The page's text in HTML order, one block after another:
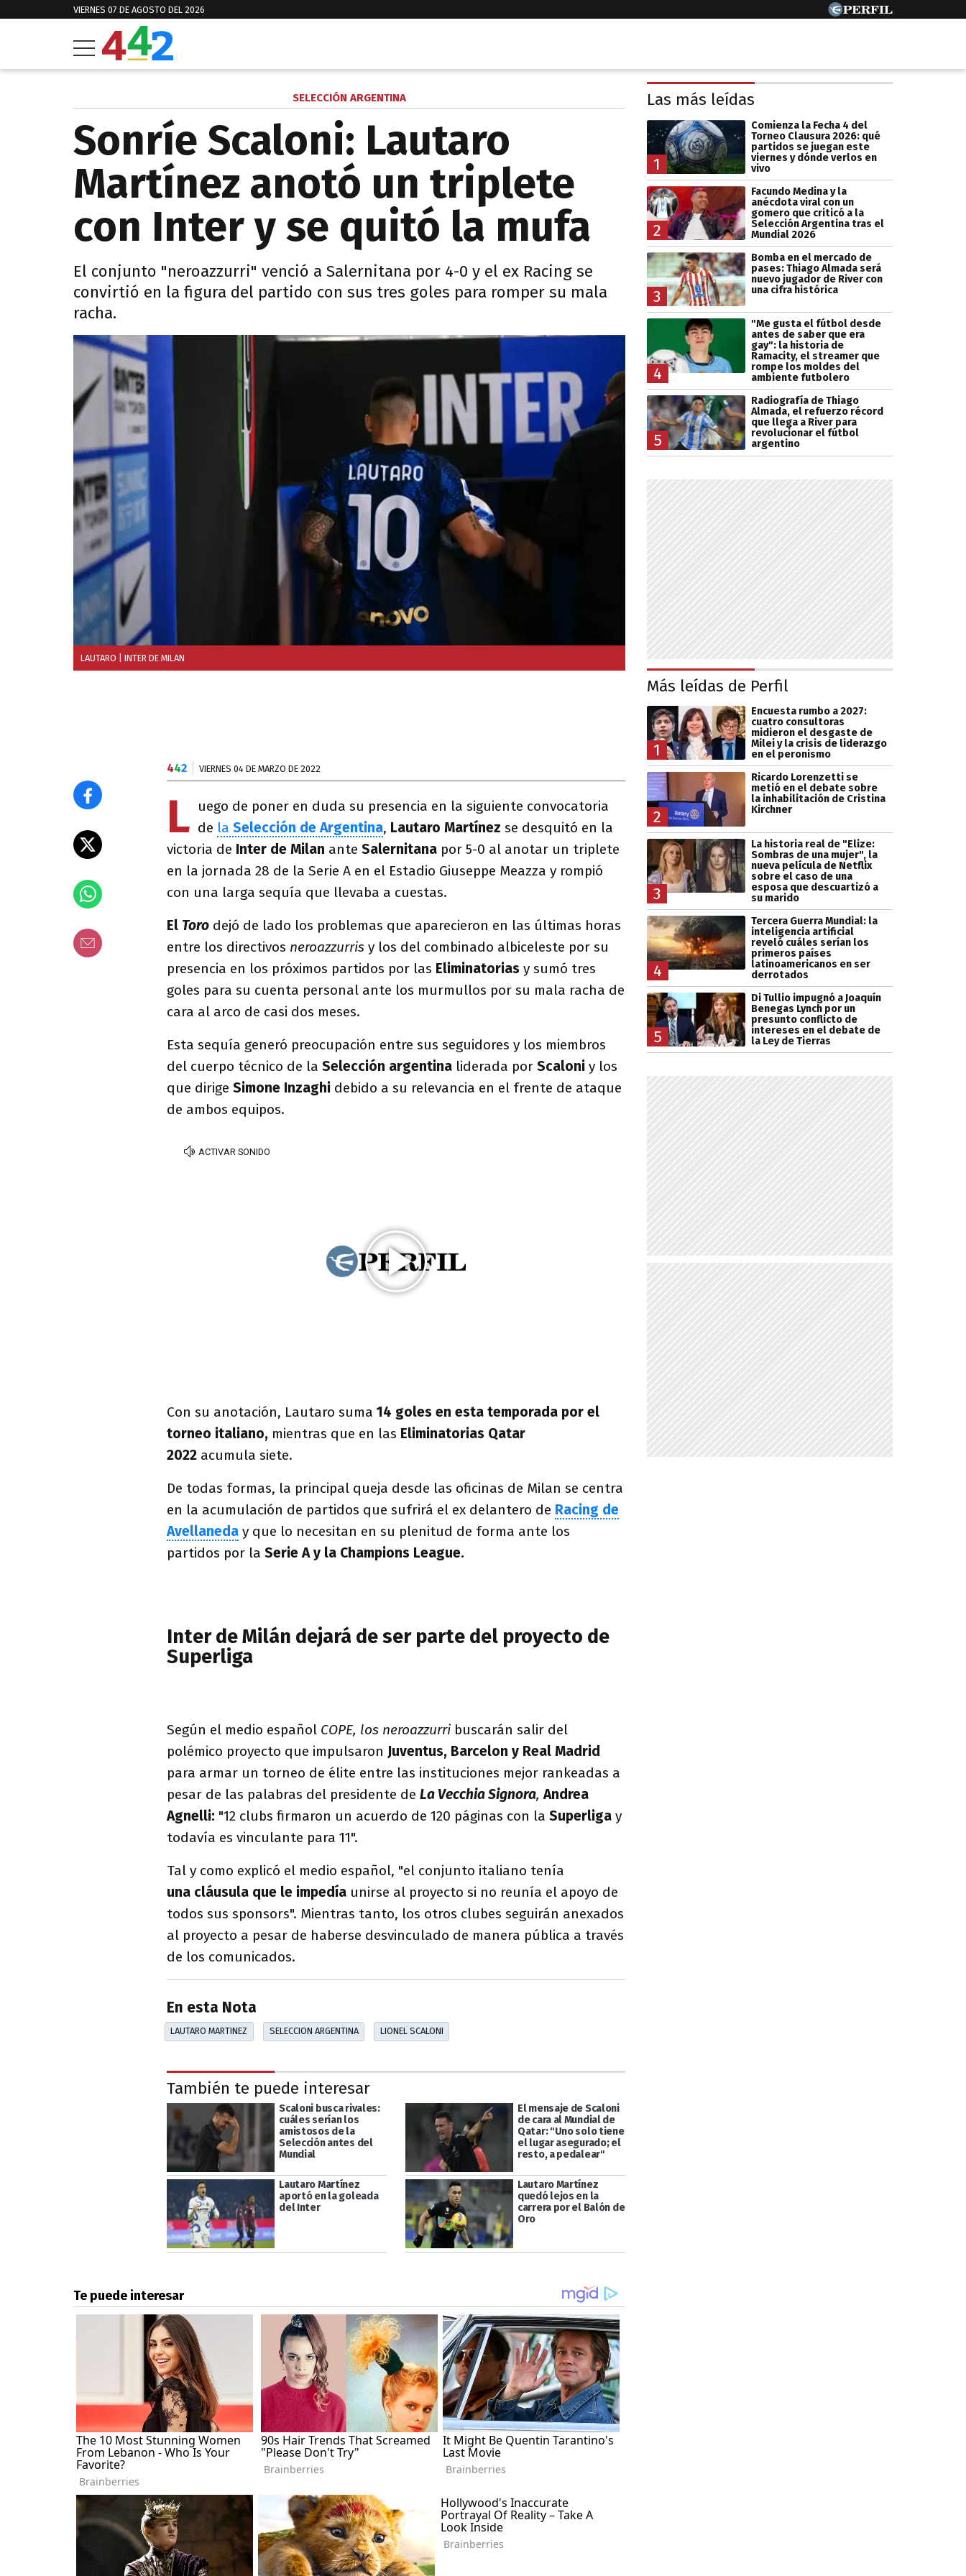
VIERNES 07 DE AGOSTO DEL 2026
SELECCIÓN ARGENTINA
Sonríe Scaloni: Lautaro
Martínez anotó un triplete
con Inter y se quitó la mufa
El conjunto "neroazzurri" venció a Salernitana por 4-0 y el ex Racing se
convirtió en la figura del partido con sus tres goles para romper su mala
racha.
LAUTARO | INTER DE MILAN
442 VIERNES 04 DE MARZO DE 2022
L uego de poner en duda su presencia en la siguiente convocatoria
de la Selección de Argentina, Lautaro Martínez se desquitó en la
victoria de Inter de Milan ante Salernitana por 5-0 al anotar un triplete
en la jornada 28 de la Serie A en el Estadio Giuseppe Meazza y rompió
con una larga sequía que llevaba a cuestas.
El Toro dejó de lado los problemas que aparecieron en las últimas horas
entre los directivos neroazzurris y los del combinado albiceleste por su
presencia en los próximos partidos por las Eliminatorias y sumó tres
goles para su cuenta personal ante los murmullos por su mala racha de
cara al arco de casi dos meses.
Esta sequía generó preocupación entre sus seguidores y los miembros
del cuerpo técnico de la Selección argentina liderada por Scaloni y los
que dirige Simone Inzaghi debido a su relevancia en el frente de ataque
de ambos equipos.
Con su anotación, Lautaro suma 14 goles en esta temporada por el
torneo italiano, mientras que en las Eliminatorias Qatar
2022 acumula siete.
De todas formas, la principal queja desde las oficinas de Milan se centra
en la acumulación de partidos que sufrirá el ex delantero de Racing de
Avellaneda y que lo necesitan en su plenitud de forma ante los
partidos por la Serie A y la Champions League.
Inter de Milán dejará de ser parte del proyecto de
Superliga
Según el medio español COPE, los neroazzurri buscarán salir del
polémico proyecto que impulsaron Juventus, Barcelon y Real Madrid
para armar un torneo de élite entre las instituciones mejor rankeadas a
pesar de las palabras del presidente de La Vecchia Signora,Andrea
Agnelli: "12 clubs firmaron un acuerdo de 120 páginas con la Superliga y
todavía es vinculante para 11".
Tal y como explicó el medio español, "el conjunto italiano tenía
una cláusula que le impedía unirse al proyecto si no reunía el apoyo de
todos sus sponsors". Mientras tanto, los otros clubes seguirán anexados
al proyecto a pesar de haberse desvinculado de manera pública a través
de los comunicados.
En esta Nota
LAUTARO MARTINEZ SELECCION ARGENTINA LIONEL SCALONI
También te puede interesar
Scaloni busca rivales:
cuáles serían los
amistosos de la
Selección antes del
Mundial
El mensaje de Scaloni
de cara al Mundial de
Qatar: "Uno solo tiene
el lugar asegurado; el
resto, a pedalear"
Lautaro Martínez
aportó en la goleada
del Inter
Lautaro Martínez
quedó lejos en la
carrera por el Balón de
Oro
Las más leídas
1
Comienza la Fecha 4 del
Torneo Clausura 2026: qué
partidos se juegan este
viernes y dónde verlos en
vivo
2
Facundo Medina y la
anécdota viral con un
gomero que criticó a la
Selección Argentina tras el
Mundial 2026
3
Bomba en el mercado de
pases: Thiago Almada será
nuevo jugador de River con
una cifra histórica
4
"Me gusta el fútbol desde
antes de saber que era
gay": la historia de
Ramacity, el streamer que
rompe los moldes del
ambiente futbolero
5
Radiografía de Thiago
Almada, el refuerzo récord
que llega a River para
revolucionar el fútbol
argentino
Más leídas de Perfil
1
Encuesta rumbo a 2027:
cuatro consultoras
midieron el desgaste de
Milei y la crisis de liderazgo
en el peronismo
2
Ricardo Lorenzetti se
metió en el debate sobre
la inhabilitación de Cristina
Kirchner
3
La historia real de "Elize:
Sombras de una mujer", la
nueva película de Netflix
sobre el caso de una
esposa que descuartizó a
su marido
4
Tercera Guerra Mundial: la
inteligencia artificial
reveló cuáles serían los
primeros países
latinoamericanos en ser
derrotados
5
Di Tullio impugnó a Joaquín
Benegas Lynch por un
presunto conflicto de
intereses en el debate de
la Ley de Tierras